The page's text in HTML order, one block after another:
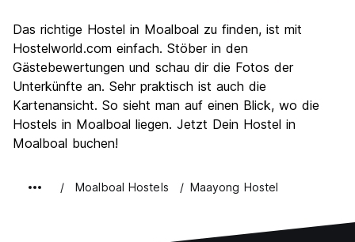
Kultur
Nachtleben / Party
Preis-Leistungsverhältnis
Das richtige Hostel in Moalboal zu finden, ist mit
Hostelworld.com einfach. Stöber in den
Gästebewertungen und schau dir die Fotos der
Unterkünfte an. Sehr praktisch ist auch die
Kartenansicht. So sieht man auf einen Blick, wo die
Hostels in Moalboal liegen. Jetzt Dein Hostel in
Moalboal buchen!
Moalboal Hostels Maayong Hostel